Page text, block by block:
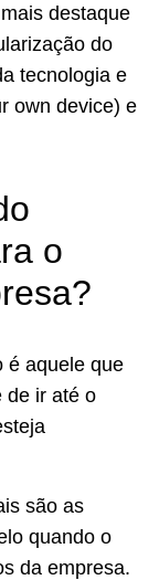
destaque
do
tecnologia e
own device) e
o
é aquele que
de ir até o
são as
quando o
da empresa.